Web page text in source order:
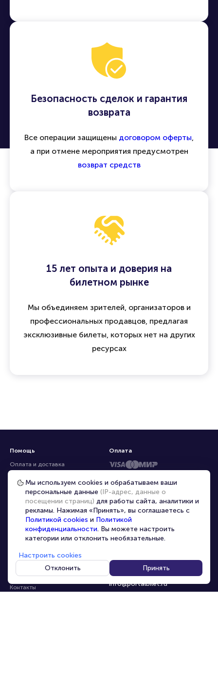
Безопасность сделок и гарантия
возврата
Все операции защищены договором оферты,
а при отмене мероприятия предусмотрен
возврат средств
15 лет опыта и доверия на
билетном рынке
Мы объединяем зрителей, организаторов и
профессиональных продавцов, предлагая
эксклюзивные билеты, которых нет на других
ресурсах
Помощь
Оплата и доставка
Частые вопросы
Перепродажа билетов
Организаторам
Корпоративным клиентам
VIP-билеты
Персональные данные
О компании
Контакты
8-800-500-42-62
8-499-226-15-14
info@portalbilet.ru
С 10:00 до 21:00,
Оплата
Мы используем cookies и обрабатываем ваши
персональные данные (IP-адрес, данные о
посещении страниц) для работы сайта, аналитики и
рекламы. Нажимая «Принять», вы соглашаетесь с
Политикой cookies и Политикой
конфиденциальности. Вы можете настроить
категории или отклонить необязательные.
Настроить cookies
Отклонить
Принять